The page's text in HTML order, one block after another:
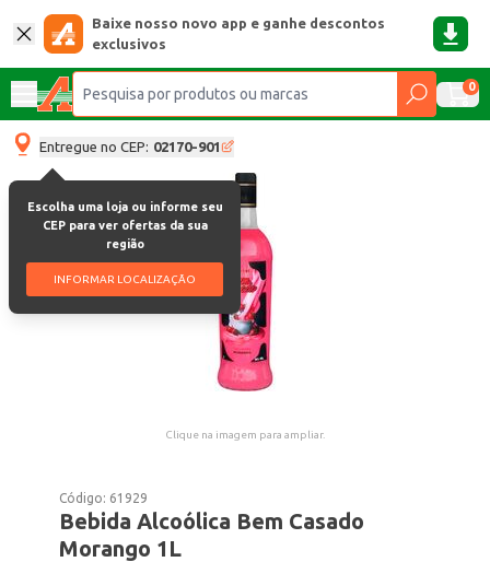
Baixe nosso novo app e ganhe descontos
exclusivos
0
Entregue no CEP: 02170-901
Escolha uma loja ou informe seu
CEP para ver ofertas da sua
região
INFORMAR LOCALIZAÇÃO
Clique na imagem para ampliar.
Código: 61929
Bebida Alcoólica Bem Casado
Morango 1L